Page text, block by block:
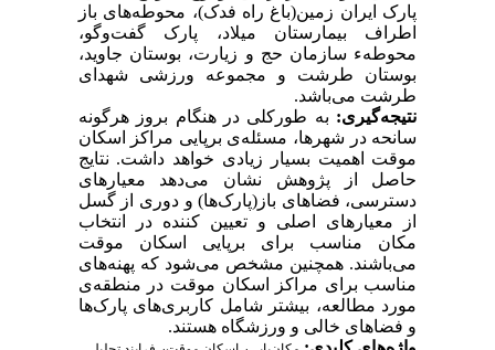
پارک ایران زمین(باغ راه فدک)، محوطه‌های باز
اطراف بیمارستان میلاد، پارک گفت‌وگو،
محوطهء سازمان حج و زیارت، بوستان جاوید،
بوستان طرشت و مجموعه ورزشی شهدای
طرشت می‌باشد.
نتیجه‌گیری: به طورکلی در هنگام بروز هرگونه
سانحه در شهرها، مسئله‌ی برپایی مراکز اسکان
موقت اهمیت بسیار زیادی خواهد داشت. نتایج
حاصل از پژوهش نشان می‌دهد معیارهای
دسترسی، فضاهای باز(پارک‌ها) و دوری از گسل
از معیارهای اصلی و تعیین کننده در انتخاب
مکان مناسب برای برپایی اسکان موقت
می‌باشند. همچنین مشخص می‌شود که پهنه‌های
مناسب برای مراکز اسکان موقت در منطقه‌ی
مورد مطالعه، بیشتر شامل کاربری‌های پارک‌ها
و فضاهای خالی و ورزشگاه هستند.